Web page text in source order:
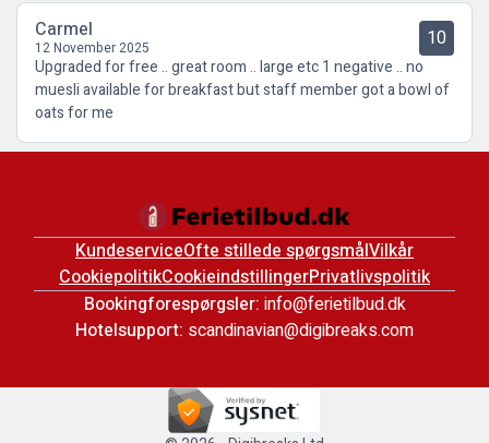
Carmel
12 November 2025 10
Upgraded for free .. great room .. large etc 1 negative .. no
muesli available for breakfast but staff member got a bowl of
oats for me
KundeserviceOfte stillede spørgsmålVilkår
CookiepolitikCookieindstillingerPrivatlivspolitik
Bookingforespørgsler: info@ferietilbud.dk
Hotelsupport: scandinavian@digibreaks.com